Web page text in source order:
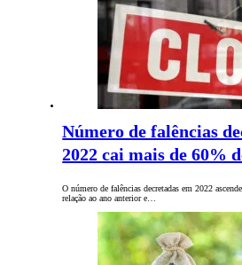
Número de falências
2022 cai mais de 60%
O número de falências decretadas em 2022
relação ao ano anterior e…